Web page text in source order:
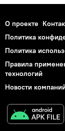
О проекте
Политика
Политика
Правила
технологий
Новости